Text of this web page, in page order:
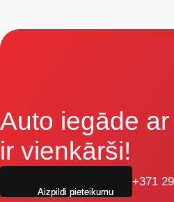
Auto iegāde
ir vienkārši!
+371